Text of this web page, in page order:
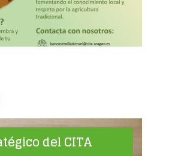
del CITA